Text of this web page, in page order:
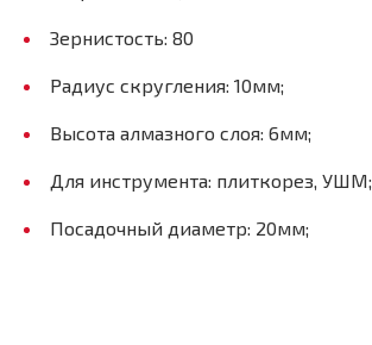
Зернистость: 80
Радиус скругления: 10мм;
Высота алмазного слоя: 6мм;
Для инструмента: плиткорез, УШМ;
Посадочный диаметр: 20мм;